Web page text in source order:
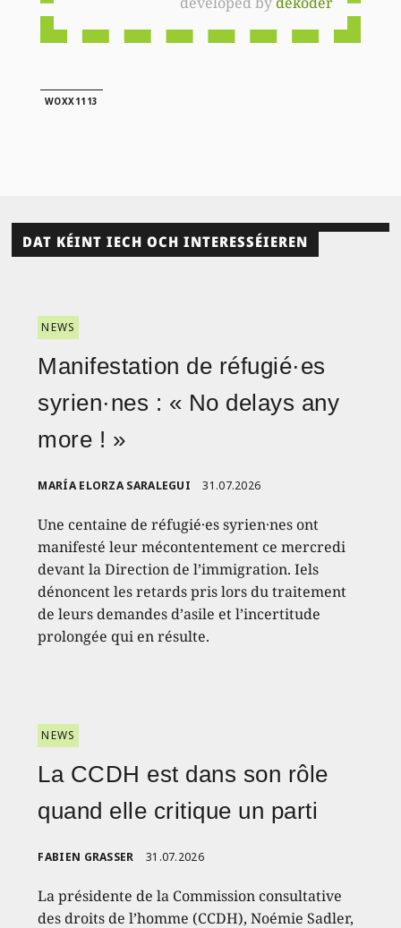
WOXX1113
DAT KÉINT IECH OCH INTERESSÉIEREN
NEWS
Manifestation de réfugié·es
syrien·nes : « No delays any
more ! »
MARÍA ELORZA SARALEGUI 31.07.2026
Une centaine de réfugié·es syrien·nes ont
manifesté leur mécontentement ce mercredi
devant la Direction de l’immigration. Iels
dénoncent les retards pris lors du traitement
de leurs demandes d’asile et l’incertitude
prolongée qui en résulte.
NEWS
La CCDH est dans son rôle
quand elle critique un parti
FABIEN GRASSER 31.07.2026
La présidente de la Commission consultative
des droits de l’homme (CCDH), Noémie Sadler,